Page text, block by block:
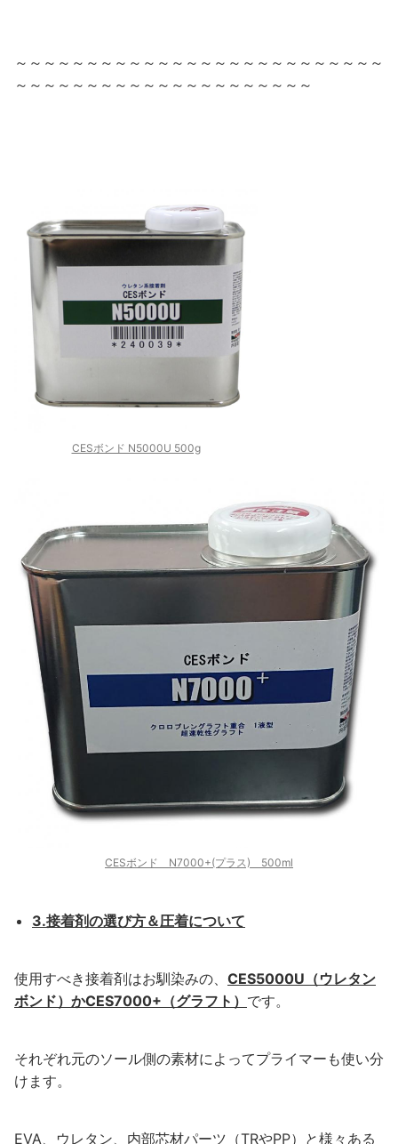
～～～～～～～～～～～～～～～～～～～～～～～～～～
～～～～～～～～～～～～～～～～～～～～～
CESボンド N5000U 500g
CESボンド N7000+(プラス) 500ml
3.接着剤の選び方＆圧着について
使用すべき接着剤はお馴染みの、 CES5000U（ウレタン
ボンド）かCES7000+（グラフト） です。
それぞれ元のソール側の素材によってプライマーも使い分
けます。
EVA、ウレタン、内部芯材パーツ（TRやPP）と様々ある